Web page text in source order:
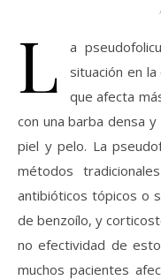
L
a
situación en
que afecta
con una barba densa
piel y pelo. La
métodos
antibióticos tópicos o
de benzoílo, y
no efectividad de
muchos pacientes